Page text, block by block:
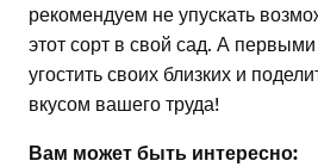
рекомендуем не упускать
этот сорт в свой сад. А
угостить своих близких и
вкусом вашего труда!
Вам может быть интересно: